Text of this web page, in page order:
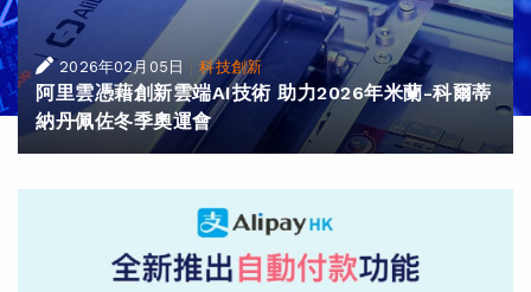
2026年02月05日 |科技創新
阿里雲憑藉創新雲端AI技術 助力2026年米蘭-科爾蒂
納丹佩佐冬季奧運會